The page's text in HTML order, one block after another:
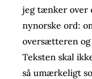
jeg tænker over
nynorske ord:
oversætteren
Teksten skal
så umærkeligt